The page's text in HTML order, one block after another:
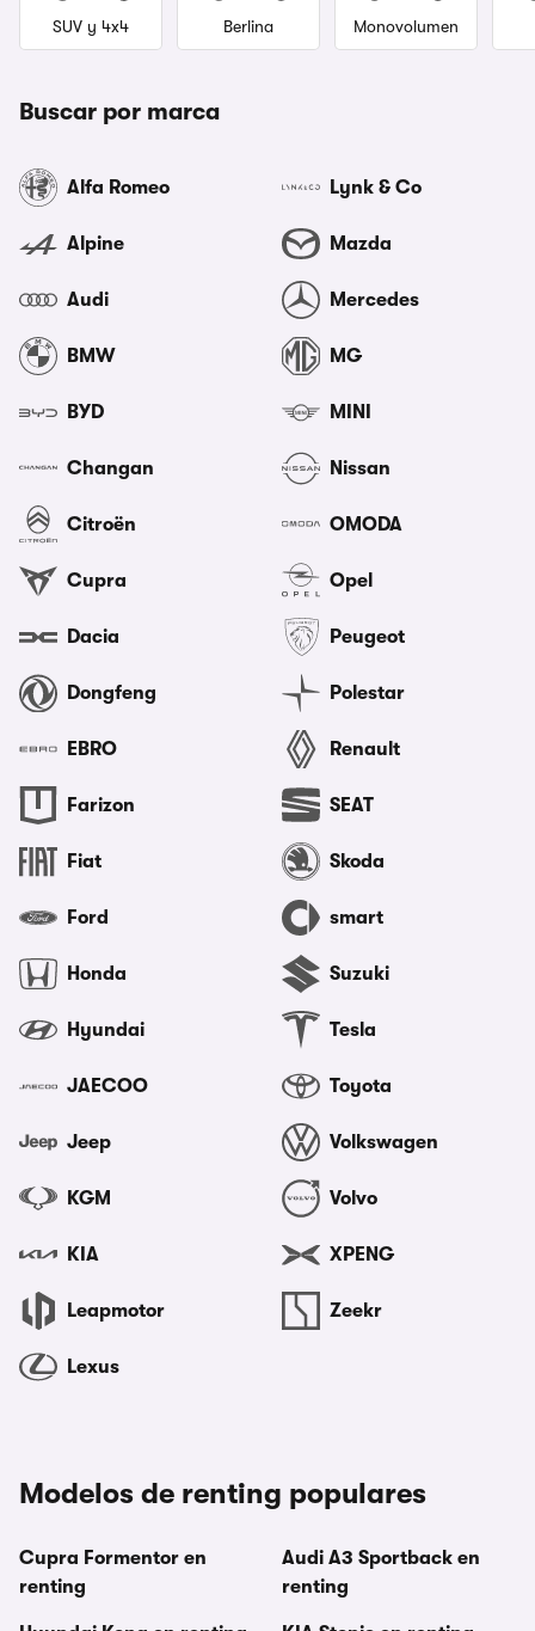
SUV y 4x4 Berlina Monovolumen
Buscar por marca
Alfa Romeo
Alpine
Audi
BMW
BYD
Changan
Citroën
Cupra
Dacia
Dongfeng
EBRO
Farizon
Fiat
Ford
Honda
Hyundai
JAECOO
Jeep
KGM
KIA
Leapmotor
Lexus
Lynk & Co
Mazda
Mercedes
MG
MINI
Nissan
OMODA
Opel
Peugeot
Polestar
Renault
SEAT
Skoda
smart
Suzuki
Tesla
Toyota
Volkswagen
Volvo
XPENG
Zeekr
Modelos de renting populares
Cupra Formentor en
renting
Audi A3 Sportback en
renting